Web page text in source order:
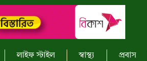
লাইফ স্টাইল স্বাস্থ্য প্রবাস